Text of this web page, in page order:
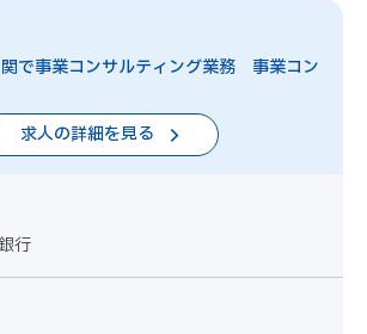
関で事業コンサルティング業務 事業コン
求人の詳細を見る
行